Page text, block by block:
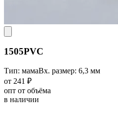
1505PVC
Тип: мамаВх. размер: 6,3 мм
от 241 ₽
опт от объёма
в наличии